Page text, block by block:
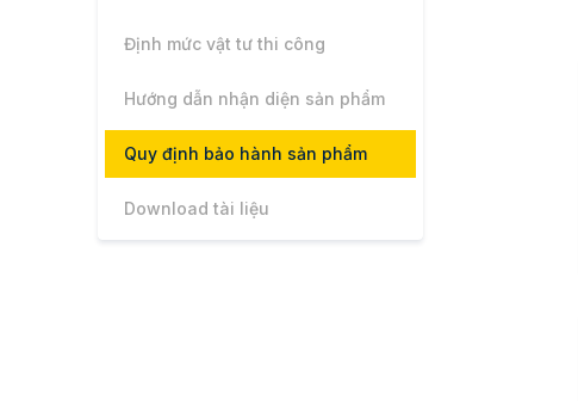
Định mức vật tư thi công
Hướng dẫn nhận diện sản phẩm
Quy định bảo hành sản phẩm
Download tài liệu